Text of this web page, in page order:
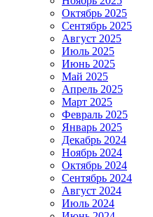
Октябрь 2025
Сентябрь 2025
Август 2025
Июль 2025
Июнь 2025
Май 2025
Апрель 2025
Март 2025
Февраль 2025
Январь 2025
Декабрь 2024
Ноябрь 2024
Октябрь 2024
Сентябрь 2024
Август 2024
Июль 2024